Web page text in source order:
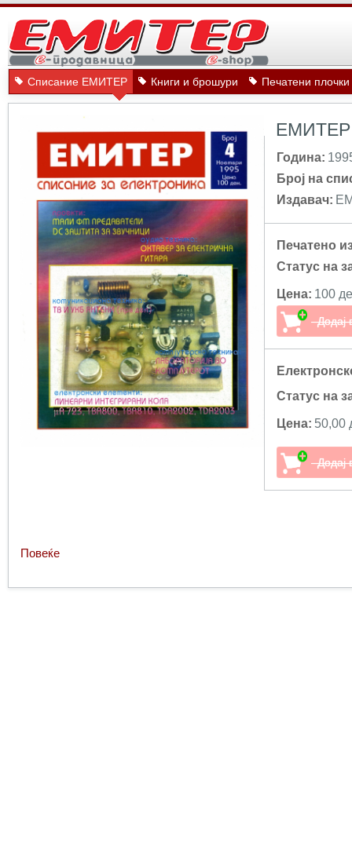
Списание ЕМИТЕР Книги и брошури Печатени
ЕМИТЕР
Година:
Број на
Издавач:
Печатено
Статус на
Цена: 100
Статус на
Цена: 50,00
Повеќе